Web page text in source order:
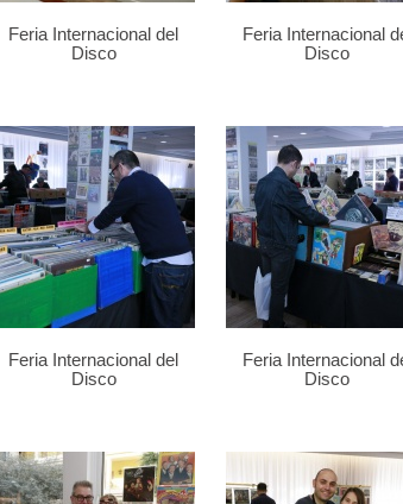
Feria Internacional del
Disco
Feria Internacional
Disco
Feria Internacional del
Disco
Feria Internacional
Disco